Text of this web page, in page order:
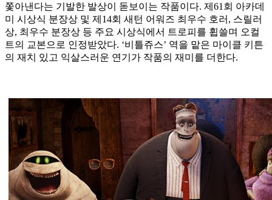
쫓아낸다는 기발한 발상이 돋보이는 작품이다. 제61회 아카데
미 시상식 분장상 및 제14회 새턴 어워즈 최우수 호러, 스릴러
상, 최우수 분장상 등 주요 시상식에서 트로피를 휩쓸며 오컬
트의 교본으로 인정받았다. ‘비틀쥬스’ 역을 맡은 마이클 키튼
의 재치 있고 익살스러운 연기가 작품의 재미를 더한다.